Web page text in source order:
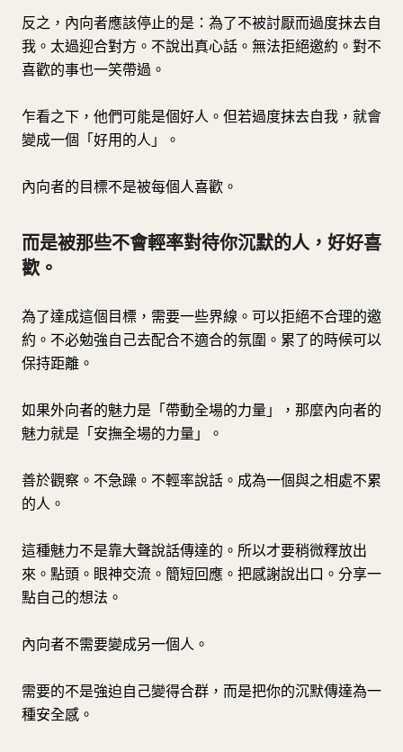
反之，內向者應該停止的是：為了不被討厭而過度抹去自
我。太過迎合對方。不說出真心話。無法拒絕邀約。對不
喜歡的事也一笑帶過。
乍看之下，他們可能是個好人。但若過度抹去自我，就會
變成一個「好用的人」。
內向者的目標不是被每個人喜歡。
而是被那些不會輕率對待你沉默的人，好好喜
歡。
為了達成這個目標，需要一些界線。可以拒絕不合理的邀
約。不必勉強自己去配合不適合的氛圍。累了的時候可以
保持距離。
如果外向者的魅力是「帶動全場的力量」，那麼內向者的
魅力就是「安撫全場的力量」。
善於觀察。不急躁。不輕率說話。成為一個與之相處不累
的人。
這種魅力不是靠大聲說話傳達的。所以才要稍微釋放出
來。點頭。眼神交流。簡短回應。把感謝說出口。分享一
點自己的想法。
內向者不需要變成另一個人。
需要的不是強迫自己變得合群，而是把你的沉默傳達為一
種安全感。